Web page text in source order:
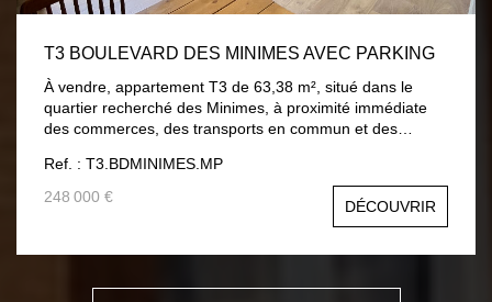
T3 BOULEVARD DES MINIMES AVEC PARKING
À vendre, appartement T3 de 63,38 m², situé dans le
quartier recherché des Minimes, à proximité immédiate
des commerces, des transports en commun et des
desservant un séjour lumineux ainsi qu'une cuisine
aménagée, fonctionnelle et indépendante, complétée par
parentale de 11,53 m², une seconde chambre de 10,11
Ref. : T3.BDMINIMES.MP
248 000 €
DÉCOUVRIR